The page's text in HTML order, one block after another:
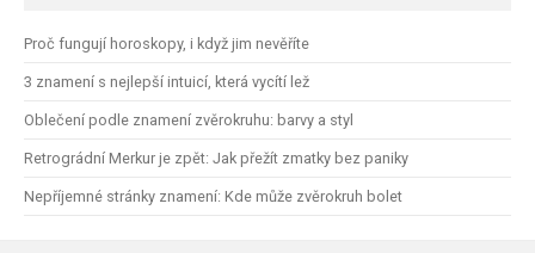
Proč fungují horoskopy, i když jim nevěříte
3 znamení s nejlepší intuicí, která vycítí lež
Oblečení podle znamení zvěrokruhu: barvy a styl
Retrográdní Merkur je zpět: Jak přežít zmatky bez paniky
Nepříjemné stránky znamení: Kde může zvěrokruh bolet